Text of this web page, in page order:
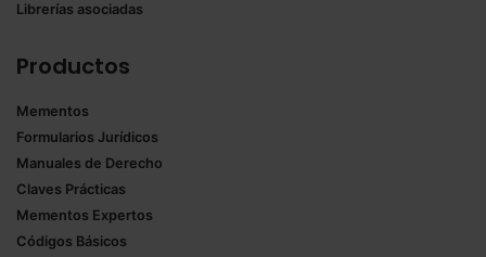
Librerías asociadas
Productos
Mementos
Formularios Jurídicos
Manuales de Derecho
Claves Prácticas
Mementos Expertos
Códigos Básicos